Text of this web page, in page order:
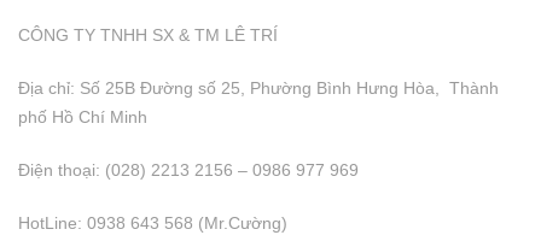
CÔNG TY TNHH SX & TM LÊ TRÍ
Địa chỉ: Số 25B Đường số 25, Phường Bình Hưng Hòa, Thành
phố Hồ Chí Minh
Điện thoại: (028) 2213 2156 – 0986 977 969
HotLine: 0938 643 568 (Mr.Cường)